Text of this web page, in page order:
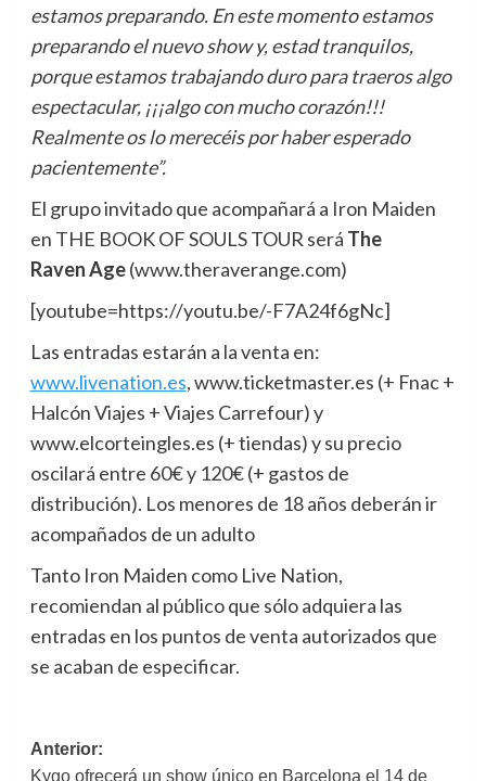
estamos preparando. En este momento estamos
preparando el nuevo show y, estad tranquilos,
porque estamos trabajando duro para traeros algo
espectacular, ¡¡¡algo con mucho corazón!!!
Realmente os lo merecéis por haber esperado
pacientemente”.
El grupo invitado que acompañará a Iron Maiden
en THE BOOK OF SOULS TOUR será The
Raven Age(www.theraverange.com)
[youtube=https://youtu.be/-F7A24f6gNc]
Las entradas estarán a la venta en:
www.livenation.es, www.ticketmaster.es (+ Fnac +
Halcón Viajes + Viajes Carrefour) y
www.elcorteingles.es (+ tiendas) y su precio
oscilará entre 60€ y 120€ (+ gastos de
distribución). Los menores de 18 años deberán ir
acompañados de un adulto
Tanto Iron Maiden como Live Nation,
recomiendan al público que sólo adquiera las
entradas en los puntos de venta autorizados que
se acaban de especificar.
Navegación
Anterior:
Kygo ofrecerá un show único en Barcelona el 14 de